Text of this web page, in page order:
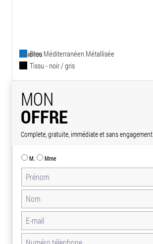
PHOTOS
Bleu Méditerranéen Métallisée
Tissu - noir / gris
MON
OFFRE
Complete, gratuite, immédiate et sans engagement
M. Mme